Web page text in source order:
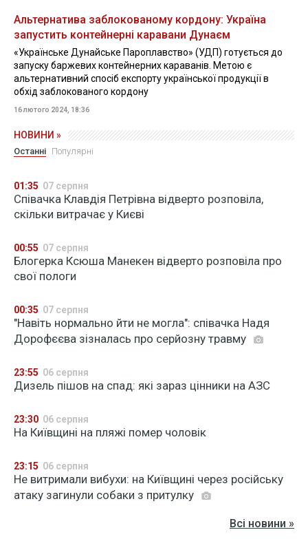
Альтернатива заблокованому кордону: Україна
запустить контейнерні каравани Дунаєм
«Українське Дунайське Пароплавство» (УДП) готується до
запуску баржевих контейнерних караванів. Метою є
альтернативний спосіб експорту української продукції в
обхід заблокованого кордону
16 лютого 2024, 18:36
НОВИНИ »
Останні Популярні
01:35 07 серпня
Співачка Клавдія Петрівна відверто розповіла,
скільки витрачає у Києві
00:55 07 серпня
Блогерка Ксюша Манекен відверто розповіла про
свої пологи
00:35 07 серпня
"Навіть нормально йти не могла": співачка Надя
Дорофєєва зізналась про серйозну травму
23:55 06 серпня
Дизель пішов на спад: які зараз цінники на АЗС
23:30 06 серпня
На Київщині на пляжі помер чоловік
23:15 06 серпня
Не витримали вибухи: на Київщині через російську
атаку загинули собаки з притулку
Всі новини »